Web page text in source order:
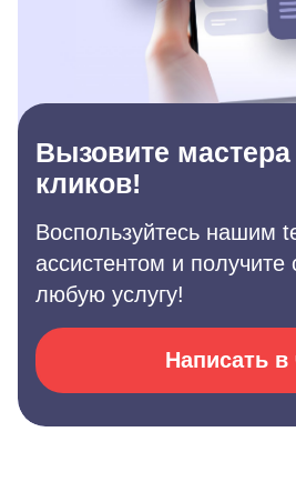
Вызовите
кликов!
Воспользуйтесь нашим
ассистентом и получите
любую услугу!
Написать в